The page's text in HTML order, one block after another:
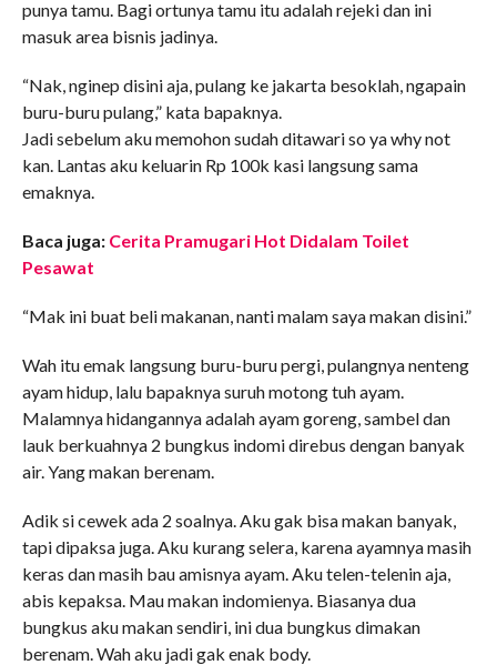
punya tamu. Bagi ortunya tamu itu adalah rejeki dan ini
masuk area bisnis jadinya.
“Nak, nginep disini aja, pulang ke jakarta besoklah, ngapain
buru-buru pulang,” kata bapaknya.
Jadi sebelum aku memohon sudah ditawari so ya why not
kan. Lantas aku keluarin Rp 100k kasi langsung sama
emaknya.
Baca juga: Cerita Pramugari Hot Didalam Toilet
Pesawat
“Mak ini buat beli makanan, nanti malam saya makan disini.”
Wah itu emak langsung buru-buru pergi, pulangnya nenteng
ayam hidup, lalu bapaknya suruh motong tuh ayam.
Malamnya hidangannya adalah ayam goreng, sambel dan
lauk berkuahnya 2 bungkus indomi direbus dengan banyak
air. Yang makan berenam.
Adik si cewek ada 2 soalnya. Aku gak bisa makan banyak,
tapi dipaksa juga. Aku kurang selera, karena ayamnya masih
keras dan masih bau amisnya ayam. Aku telen-telenin aja,
abis kepaksa. Mau makan indomienya. Biasanya dua
bungkus aku makan sendiri, ini dua bungkus dimakan
berenam. Wah aku jadi gak enak body.